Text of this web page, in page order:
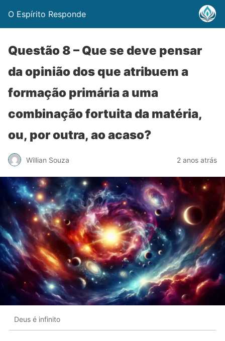
O Espírito Responde
Questão 8 – Que se deve pensar
da opinião dos que atribuem a
formação primária a uma
combinação fortuita da matéria,
ou, por outra, ao acaso?
Willian Souza 2 anos atrás
Deus é infinito